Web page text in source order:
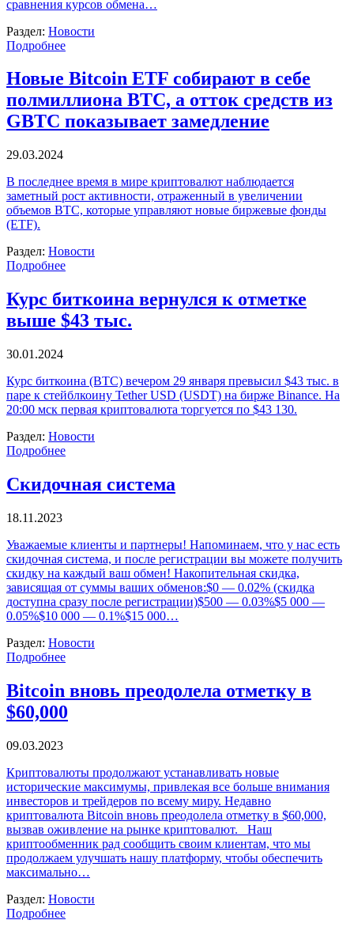
сравнения курсов обмена…
Раздел: Новости
Подробнее
Новые Bitcoin ETF собирают в себе
полмиллиона BTC, а отток средств из
GBTC показывает замедление
29.03.2024
В последнее время в мире криптовалют наблюдается
заметный рост активности, отраженный в увеличении
объемов BTC, которые управляют новые биржевые фонды
(ETF).
Раздел: Новости
Подробнее
Курс биткоина вернулся к отметке
выше $43 тыс.
30.01.2024
Курс биткоина (BTC) вечером 29 января превысил $43 тыс. в
паре к стейблкоину Tether USD (USDT) на бирже Binance. На
20:00 мск первая криптовалюта торгуется по $43 130.
Раздел: Новости
Подробнее
Скидочная система
18.11.2023
Уважаемые клиенты и партнеры! Напоминаем, что у нас есть
скидочная система, и после регистрации вы можете получить
скидку на каждый ваш обмен! Накопительная скидка,
зависящая от суммы ваших обменов:$0 — 0.02% (скидка
доступна сразу после регистрации)$500 — 0.03%$5 000 —
0.05%$10 000 — 0.1%$15 000…
Раздел: Новости
Подробнее
Bitcoin вновь преодолела отметку в
$60,000
09.03.2023
Криптовалюты продолжают устанавливать новые
исторические максимумы, привлекая все больше внимания
инвесторов и трейдеров по всему миру. Недавно
криптовалюта Bitcoin вновь преодолела отметку в $60,000,
вызвав оживление на рынке криптовалют. Наш
криптообменник рад сообщить своим клиентам, что мы
продолжаем улучшать нашу платформу, чтобы обеспечить
максимально…
Раздел: Новости
Подробнее